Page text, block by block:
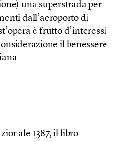
una superstrada per
dall’aeroporto di
è frutto d’interessi
il benessere
1387, il libro